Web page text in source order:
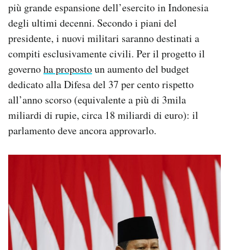
più grande espansione dell’esercito in Indonesia
degli ultimi decenni. Secondo i piani del
presidente, i nuovi militari saranno destinati a
compiti esclusivamente civili. Per il progetto il
governoha propostoun aumento del budget
dedicato alla Difesa del 37 per cento rispetto
all’anno scorso (equivalente a più di 3mila
miliardi di rupie, circa 18 miliardi di euro): il
parlamento deve ancora approvarlo.